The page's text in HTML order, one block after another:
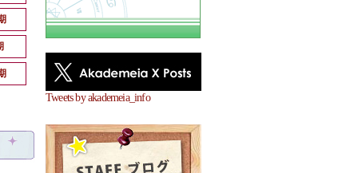
Tweets by akademeia_info